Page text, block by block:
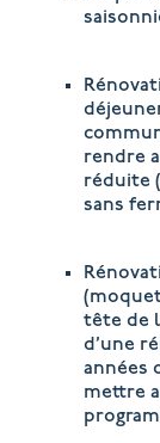
rendre
réduite
sans
tête de
d’une
années
mettre